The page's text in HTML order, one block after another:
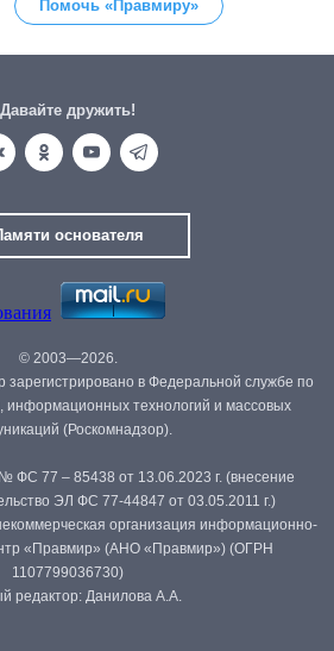
Помочь «Правмиру»
Давайте дружить!
основателя
© 2003—2026.
в Федеральной службе по
информационных технологий и массовых
(Роскомнадзор).
ФС 77 – 85438 от 13.06.2023 г. (внесение
ЭЛ ФС 77-44847 от 03.05.2011 г.)
организация информационно-
«Правмир» (АНО «Правмир») (ОГРН
1107799036730)
редактор: Данилова А.А.